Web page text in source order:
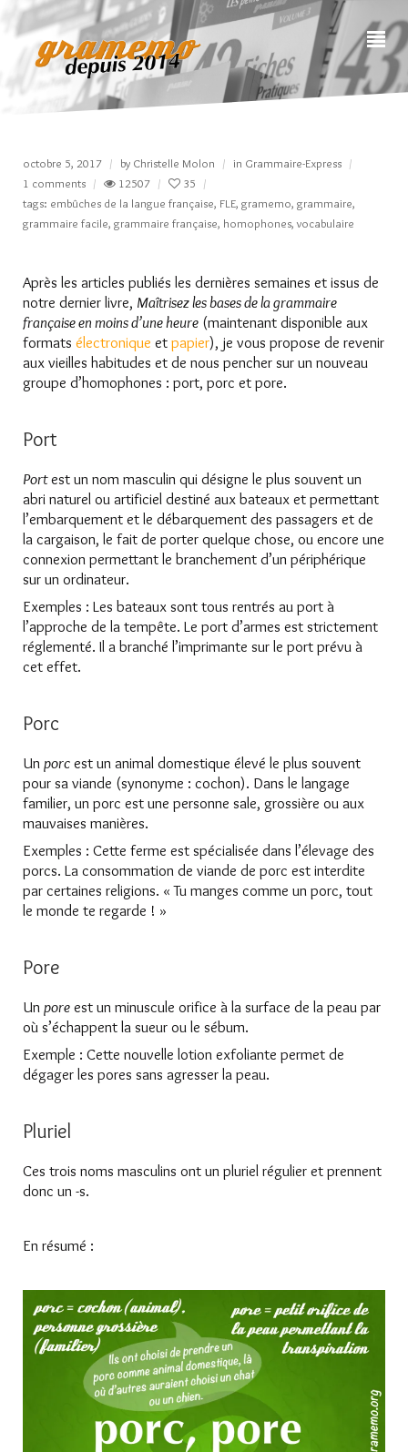
octobre 5, 2017 by Christelle Molon in Grammaire-Express
1 comments
12507
35
tags: embûches de la langue française, FLE, gramemo, grammaire,
grammaire facile, grammaire française, homophones,vocabulaire
Après les articles publiés les dernières semaines et issus de
notre dernier livre, Maîtrisez les bases de la grammaire
française en moins d’une heure (maintenant disponible aux
formats électronique et papier), je vous propose de revenir
aux vieilles habitudes et de nous pencher sur un nouveau
groupe d’homophones : port, porc et pore.
Port
Portest un nom masculin qui désigne le plus souvent un
abri naturel ou artificiel destiné aux bateaux et permettant
l’embarquement et le débarquement des passagers et de
la cargaison, le fait de porter quelque chose, ou encore une
connexion permettant le branchement d’un périphérique
sur un ordinateur.
Exemples : Les bateaux sont tous rentrés au port à
l’approche de la tempête. Le port d’armes est strictement
réglementé. Il a branché l’imprimante sur le port prévu à
cet effet.
Porc
Un porc est un animal domestique élevé le plus souvent
pour sa viande (synonyme : cochon). Dans le langage
familier, un porc est une personne sale, grossière ou aux
mauvaises manières.
Exemples : Cette ferme est spécialisée dans l’élevage des
porcs. La consommation de viande de porc est interdite
par certaines religions. « Tu manges comme un porc, tout
le monde te regarde ! »
Pore
Un pore est un minuscule orifice à la surface de la peau par
où s’échappent la sueur ou le sébum.
Exemple : Cette nouvelle lotion exfoliante permet de
dégager les pores sans agresser la peau.
Pluriel
Ces trois noms masculins ont un pluriel régulier et prennent
donc un -s.
En résumé :